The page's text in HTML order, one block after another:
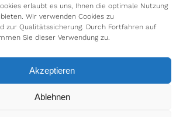
erlaubt es uns, Ihnen die optimale Nutzung
Wir verwenden Cookies zu
zur Qualitätssicherung. Durch Fortfahren auf
Sie dieser Verwendung zu.
Akzeptieren
Ablehnen
für Arbeit,